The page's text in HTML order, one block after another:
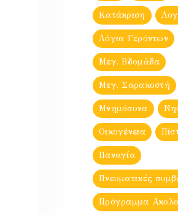
Κατάκριση
Λόγια Γερόντων
Μεγ. Βδομἀδα
Μεγ. Σαρακοστή
Μνημόσυνα
Οικογένεια
Παναγία
Πνευματικές
Πρόγραμμα